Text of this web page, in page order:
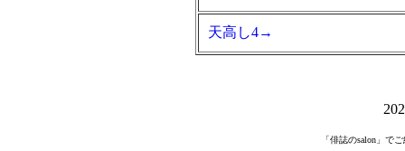
天高し4→
「俳誌のsalon」で